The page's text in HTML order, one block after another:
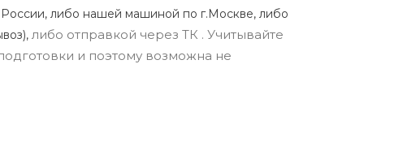
либо нашей машиной по г.Москве, либо
либо отправкой через ТК . Учитывайте
и поэтому возможна не